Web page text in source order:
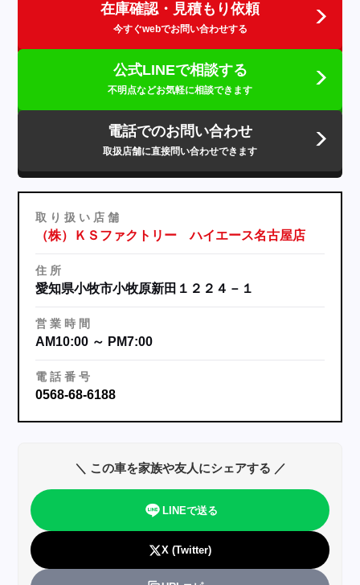
在庫確認・見積もり依頼
今すぐwebでお問い合わせする
公式LINEで相談する
不明点などお気軽に相談できます
電話でのお問い合わせ
取扱店舗に直接問い合わせできます
取 り 扱 い 店 舗
（株）ＫＳファクトリー ハイエース名古屋店
住 所
愛知県小牧市小牧原新田１２２４－１
営 業 時 間
AM10:00 ～ PM7:00
電 話 番 号
0568-68-6188
＼ この車を家族や友人にシェアする ／
LINEで送る
X (Twitter)